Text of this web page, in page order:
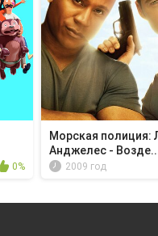
0%
Морская полиция:
Анджелес -
2009 год